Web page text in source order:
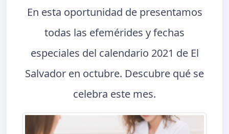
En esta oportunidad de presentamos
todas las efemérides y fechas
especiales del calendario 2021 de El
Salvador en octubre. Descubre qué se
celebra este mes.